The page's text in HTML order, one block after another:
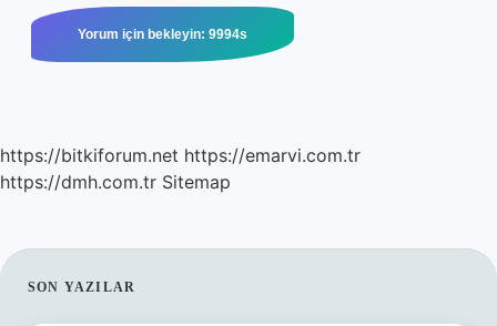
https://bitkiforum.net https://emarvi.com.tr
https://dmh.com.tr Sitemap
SIDEBAR
SON YAZILAR